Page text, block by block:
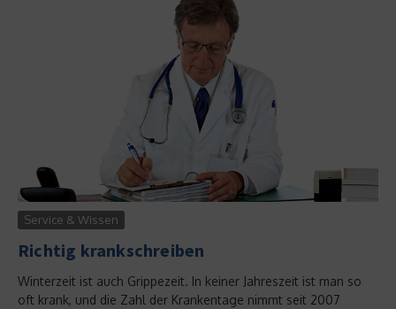
Service & Wissen
Richtig krankschreiben
Winterzeit ist auch Grippezeit. In keiner Jahreszeit ist man so
oft krank, und die Zahl der Krankentage nimmt seit 2007